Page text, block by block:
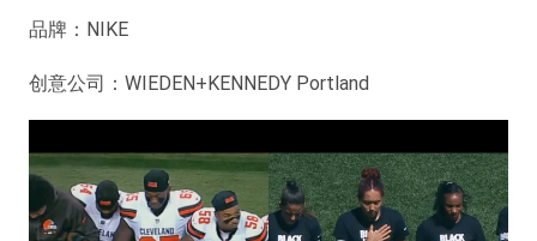
品牌： NIKE
创意公司： WIEDEN+KENNEDY Portland